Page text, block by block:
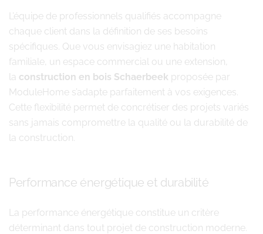
L’équipe de professionnels qualifiés accompagne
chaque client dans la définition de ses besoins
spécifiques. Que vous envisagiez une habitation
familiale, un espace commercial ou une extension,
la construction en bois Schaerbeek proposée par
ModuleHome s’adapte parfaitement à vos exigences.
Cette flexibilité permet de concrétiser des projets variés
sans jamais compromettre la qualité ou la durabilité de
la construction.
Performance énergétique et durabilité
La performance énergétique constitue un critère
déterminant dans tout projet de construction moderne.